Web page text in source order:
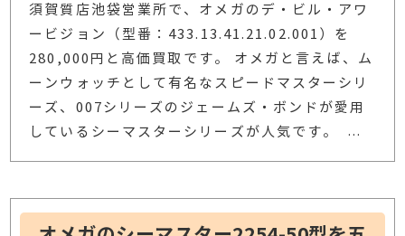
須賀質店池袋営業所で、オメガのデ・ビル・アワ
ービジョン（型番：433.13.41.21.02.001）を
280,000円と高価買取です。 オメガと言えば、ム
ーンウォッチとして有名なスピードマスターシリ
ーズ、007シリーズのジェームズ・ボンドが愛用
しているシーマスターシリーズが人気です。 …